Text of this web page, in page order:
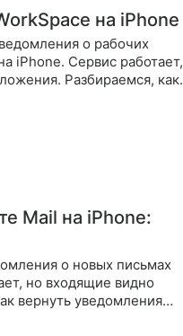
на iPhone
о рабочих
iPhone. Сервис работает,
Разбираемся, как
Mail на iPhone:
о новых письмах
но входящие видно
вернуть уведомления